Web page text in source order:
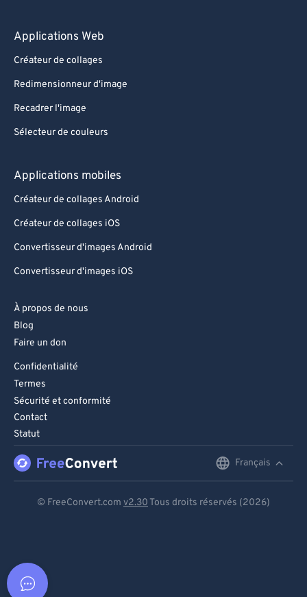
Applications Web
Créateur de collages
Redimensionneur d'image
Recadrer l'image
Sélecteur de couleurs
Applications mobiles
Créateur de collages Android
Créateur de collages iOS
Convertisseur d'images Android
Convertisseur d'images iOS
À propos de nous
Blog
Faire un don
Confidentialité
Termes
Sécurité et conformité
Contact
Statut
Français
© FreeConvert.com v2.30 Tous droits réservés (2026)